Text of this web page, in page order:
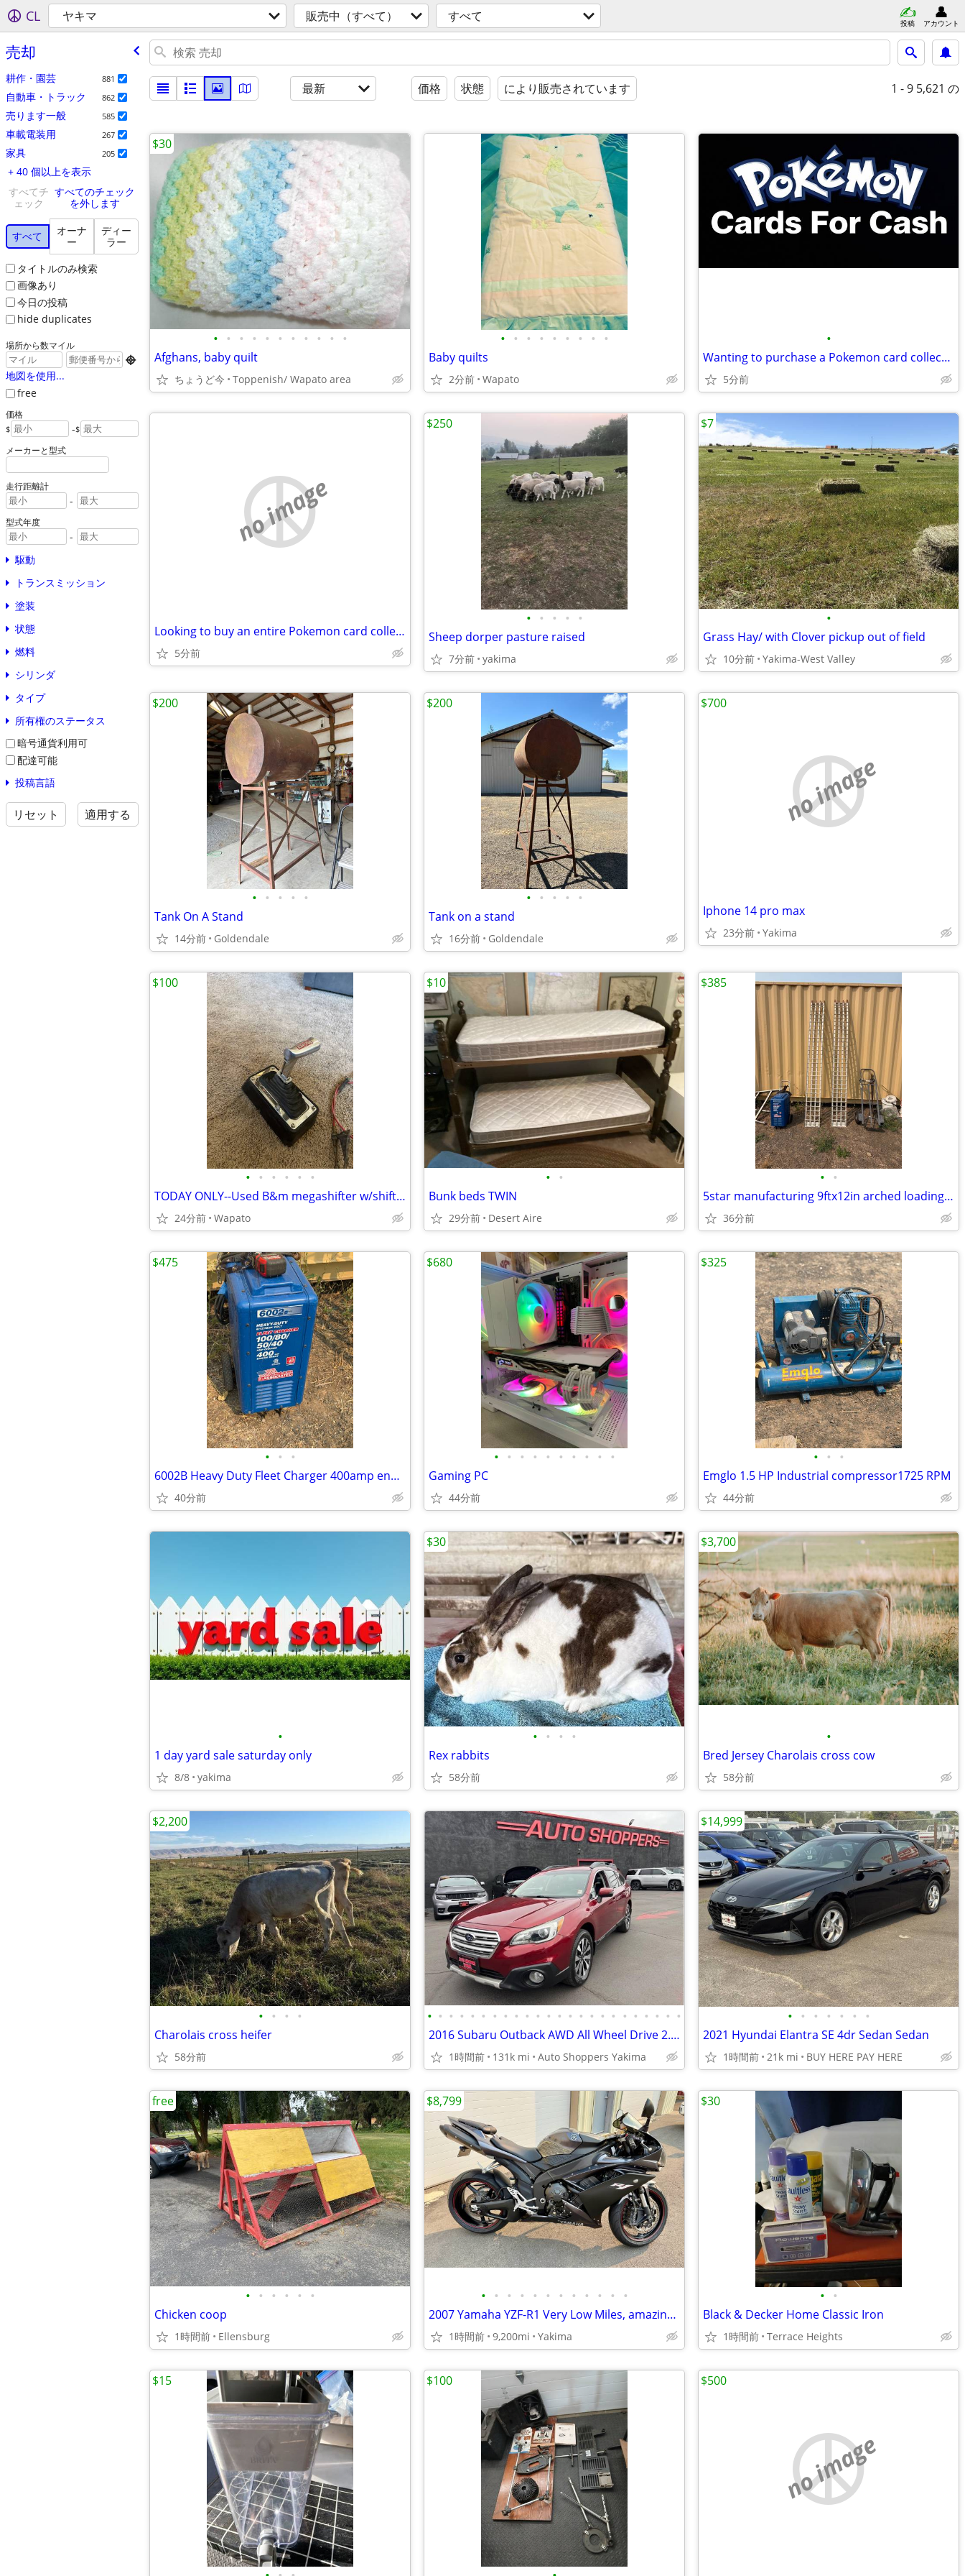
CL ヤキマ 販売中（すべて） すべて 投稿 アカウント
売却
耕作・園芸 881
自動車・トラック 862
売ります一般 585
車載電装用 267
家具 205
+ 40 個以上を表示
すべてチ
ェック
すべてのチェック
を外します
すべて
オーナ
ー
ディー
ラー
タイトルのみ検索
画像あり
今日の投稿
hide duplicates
場所から数マイル

地図を使用...
free
価格
$ -$
メーカーと型式
走行距離計
-
型式年度
-
駆動
トランスミッション
塗装
状態
燃料
シリンダ
タイプ
所有権のステータス
暗号通貨利用可
配達可能
投稿言語
リセット 適用する
最新 価格 状態 により販売されています 1 - 9 5,621 の
• • • • • • • • • • •
Afghans, baby quilt
ちょうど今 Toppenish/ Wapato area
$30
• • • • • • • • •
Baby quilts
2分前 Wapato
•
Wanting to purchase a Pokemon card collection
5分前
no image
Looking to buy an entire Pokemon card collection
5分前
• • • • •
Sheep dorper pasture raised
7分前 yakima
$250
•
Grass Hay/ with Clover pickup out of field
10分前 Yakima-West Valley
$7
• • • • •
Tank On A Stand
14分前 Goldendale
$200
• • • • •
Tank on a stand
16分前 Goldendale
$200
no image
Iphone 14 pro max
23分前 Yakima
$700
• • • • • •
TODAY ONLY--Used B&m megashifter w/shift cable
24分前 Wapato
$100
• •
Bunk beds TWIN
29分前 Desert Aire
$10
• •
5star manufacturing 9ftx12in arched loading Ramps
36分前
$385
• • •
6002B Heavy Duty Fleet Charger 400amp engine start
40分前
$475
• • • • • • • • • •
Gaming PC
44分前
$680
• • •
Emglo 1.5 HP Industrial compressor1725 RPM
44分前
$325
•
1 day yard sale saturday only
8/8 yakima
• • • •
Rex rabbits
58分前
$30
•
Bred Jersey Charolais cross cow
58分前
$3,700
• • • •
Charolais cross heifer
58分前
$2,200
• • • • • • • • • • • • • • • • • • • • • • • •
2016 Subaru Outback AWD All Wheel Drive 2.5i Limited Wagon 4D SUV
1時間前 131k mi Auto Shoppers Yakima
• • • • • • •
2021 Hyundai Elantra SE 4dr Sedan Sedan
1時間前 21k mi BUY HERE PAY HERE
$14,999
• • • • • •
Chicken coop
1時間前 Ellensburg
free
• • • • • • • • • • • •
2007 Yamaha YZF-R1 Very Low Miles, amazing condition.
1時間前 9,200mi Yakima
$8,799
• •
Black & Decker Home Classic Iron
1時間前 Terrace Heights
$30
$15 $100
no image
$500